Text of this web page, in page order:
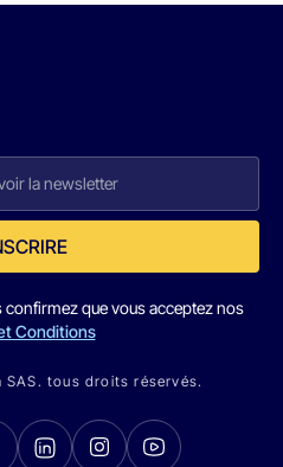
que vous acceptez nos
Conditions
tous droits réservés.